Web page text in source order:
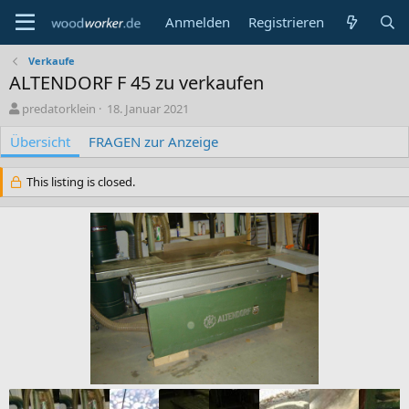
Anmelden Registrieren
Verkaufe
ALTENDORF F 45 zu verkaufen
A
t
o
predatorklein
C
e
a
i
o
n
a
t
18. Januar 2021
Übersicht FRAGEN zur Anzeige
This listing is closed.